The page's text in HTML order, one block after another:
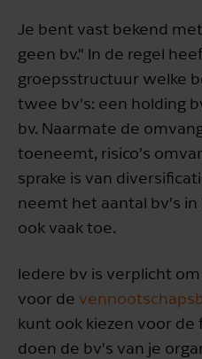
Je bent vast bekend
geen bv." In de regel
groepsstructuur welke
twee bv's: een holding
bv. Naarmate de
toeneemt, risico’s
sprake is van
neemt het aantal bv’s
ook vaak toe.
Iedere bv is verplicht
voor de
kunt ook kiezen voor de
doen de bv's van je